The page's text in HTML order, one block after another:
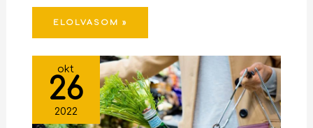
ELOLVASOM »
okt
26
2022